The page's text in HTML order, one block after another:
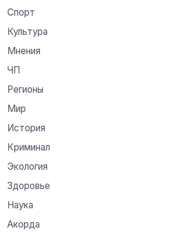
Спорт
Культура
Мнения
ЧП
Регионы
Мир
История
Криминал
Экология
Здоровье
Наука
Акорда